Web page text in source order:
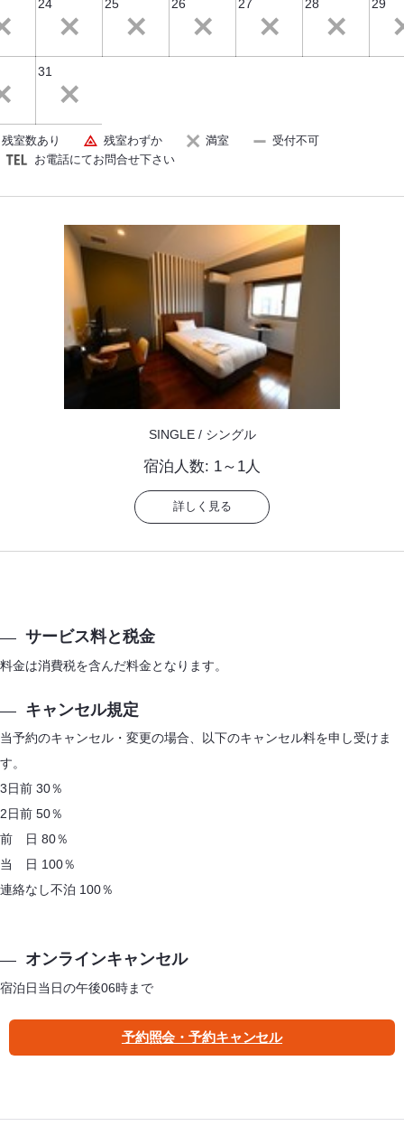
24 25 26 27 28 29
31
残室数あり 残室わずか 満室
受付不可
お電話にてお問合せ下さい
SINGLE / シングル
宿泊人数: 1～1人
詳しく見る
サービス料と税金
料金は消費税を含んだ料金となります。
キャンセル規定
当予約のキャンセル・変更の場合、以下のキャンセル料を申し受けま
す。
3日前 30％
2日前 50％
前 日 80％
当 日 100％
連絡なし不泊 100％
オンラインキャンセル
宿泊日当日の午後06時まで
予約照会・予約キャンセル